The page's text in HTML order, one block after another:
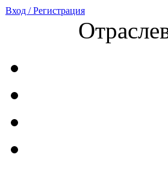
Вход / Регистрация